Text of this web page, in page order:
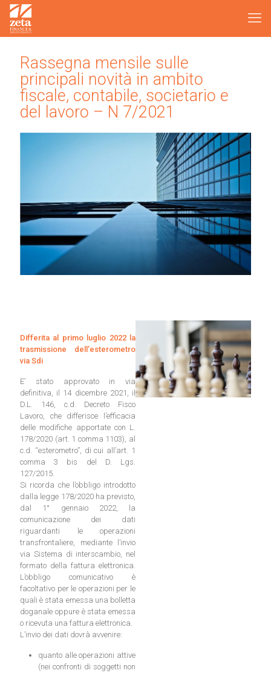
Rassegna mensile sulle
principali novità in ambito
fiscale, contabile, societario e
del lavoro – N 7/2021
Differita al primo luglio 2022 la
trasmissione dell’esterometro
via Sdi
E’ stato approvato in via
definitiva, il 14 dicembre 2021, il
D.L. 146, c.d. Decreto Fisco
Lavoro, che differisce l’efficacia
delle modifiche apportate con L.
178/2020 (art. 1 comma 1103), al
c.d. “esterometro”, di cui all’art. 1
comma 3 bis del D. Lgs.
127/2015.
Si ricorda che l’obbligo introdotto
dalla legge 178/2020 ha previsto,
dal 1° gennaio 2022, la
comunicazione dei dati
riguardanti le operazioni
transfrontaliere, mediante l’invio
via Sistema di interscambio, nel
formato della fattura elettronica.
L’obbligo comunicativo è
facoltativo per le operazioni per le
quali è stata emessa una bolletta
doganale oppure è stata emessa
o ricevuta una fattura elettronica.
L’invio dei dati dovrà avvenire:
quanto alle operazioni attive
(nei confronti di soggetti non